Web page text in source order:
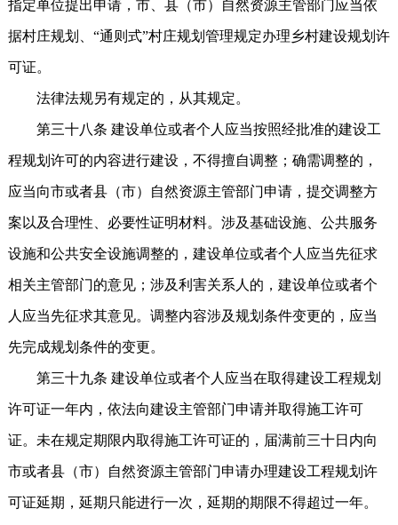
指定单位提出申请，市、县（市）自然资源主管部门应当依
据村庄规划、“通则式”村庄规划管理规定办理乡村建设规划许
可证。
法律法规另有规定的，从其规定。
第三十八条 建设单位或者个人应当按照经批准的建设工
程规划许可的内容进行建设，不得擅自调整；确需调整的，
应当向市或者县（市）自然资源主管部门申请，提交调整方
案以及合理性、必要性证明材料。涉及基础设施、公共服务
设施和公共安全设施调整的，建设单位或者个人应当先征求
相关主管部门的意见；涉及利害关系人的，建设单位或者个
人应当先征求其意见。调整内容涉及规划条件变更的，应当
先完成规划条件的变更。
第三十九条 建设单位或者个人应当在取得建设工程规划
许可证一年内，依法向建设主管部门申请并取得施工许可
证。未在规定期限内取得施工许可证的，届满前三十日内向
市或者县（市）自然资源主管部门申请办理建设工程规划许
可证延期，延期只能进行一次，延期的期限不得超过一年。